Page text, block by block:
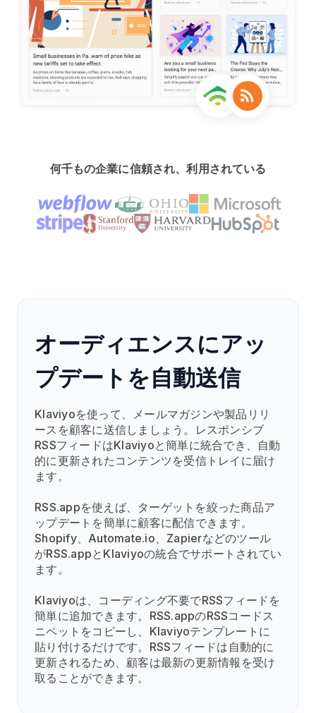
何千もの企業に信頼され、利用されている
オーディエンスにアッ
プデートを自動送信
Klaviyoを使って、メールマガジンや製品リリ
ースを顧客に送信しましょう。レスポンシブ
RSSフィードはKlaviyoと簡単に統合でき、自動
的に更新されたコンテンツを受信トレイに届け
ます。
RSS.appを使えば、ターゲットを絞った商品ア
ップデートを簡単に顧客に配信できます。
Shopify、Automate.io、Zapierなどのツール
がRSS.appとKlaviyoの統合でサポートされてい
ます。
Klaviyoは、コーディング不要でRSSフィードを
簡単に追加できます。RSS.appのRSSコードス
ニペットをコピーし、Klaviyoテンプレートに
貼り付けるだけです。RSSフィードは自動的に
更新されるため、顧客は最新の更新情報を受け
取ることができます。